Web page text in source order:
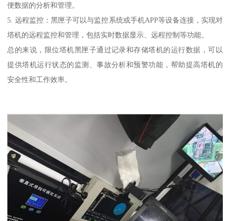
便数据的分析和管理。
5. 远程监控：黑匣子可以与监控系统或手机APP等设备连接，实现对
塔机的远程监控和管理，包括实时数据显示、远程控制等功能。
总的来说，限位塔机黑匣子通过记录和存储塔机的运行数据，可以
提供塔机运行状态的监测、事故分析和预警功能，帮助提高塔机的
安全性和工作效率。